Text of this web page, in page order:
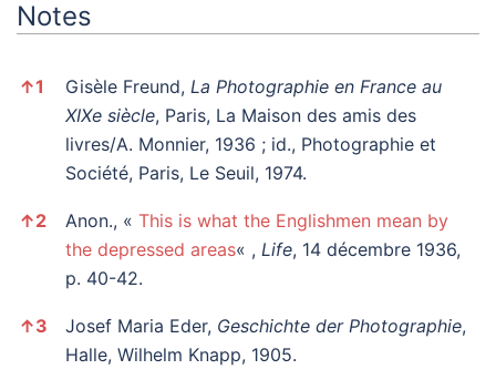
Notes
↑1 Gisèle Freund, La Photographie en France au
XIXe siècle, Paris, La Maison des amis des
livres/A. Monnier, 1936 ; id., Photographie et
Société, Paris, Le Seuil, 1974.
↑2 Anon., « This is what the Englishmen mean by
the depressed areas« , Life, 14 décembre 1936,
p. 40-42.
↑3 Josef Maria Eder, Geschichte der Photographie,
Halle, Wilhelm Knapp, 1905.